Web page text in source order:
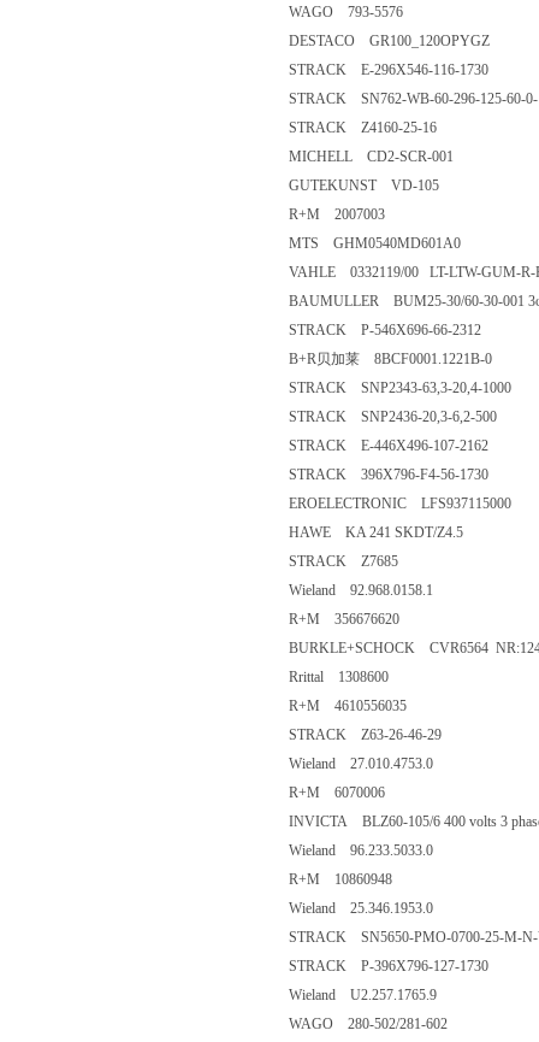
WAGO 793-5576
DESTACO GR100_120OPYGZ
STRACK E-296X546-116-1730
STRACK SN762-WB-60-296-125-60-0-
STRACK Z4160-25-16
MICHELL CD2-SCR-001
GUTEKUNST VD-105
R+M 2007003
MTS GHM0540MD601A0
VAHLE 0332119/00 LT-LTW-GUM-R-
BAUMULLER BUM25-30/60-30-001
STRACK P-546X696-66-2312
B+R贝加莱 8BCF0001.1221B-0
STRACK SNP2343-63,3-20,4-1000
STRACK SNP2436-20,3-6,2-500
STRACK E-446X496-107-2162
STRACK 396X796-F4-56-1730
EROELECTRONIC LFS937115000
HAWE KA 241 SKDT/Z4.5
STRACK Z7685
Wieland 92.968.0158.1
R+M 356676620
BURKLE+SCHOCK CVR6564
Rrittal 1308600
R+M 4610556035
STRACK Z63-26-46-29
Wieland 27.010.4753.0
R+M 6070006
INVICTA BLZ60-105/6 400 volts 3
Wieland 96.233.5033.0
R+M 10860948
Wieland 25.346.1953.0
STRACK SN5650-PMO-0700-25-M-
STRACK P-396X796-127-1730
Wieland U2.257.1765.9
WAGO 280-502/281-602